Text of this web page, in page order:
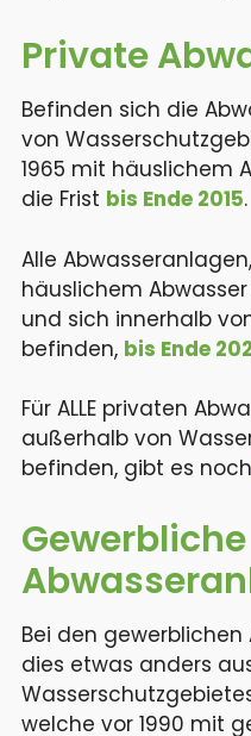
Private
Befinden sich die
von
1965 mit häuslichem
die Frist bis Ende 2015.
Alle
häuslichem
und sich innerhalb
befinden, bis Ende
Für ALLE privaten
außerhalb von
befinden, gibt es noch
Gewerbliche
Bei den
dies etwas anders
welche vor 1990 mit